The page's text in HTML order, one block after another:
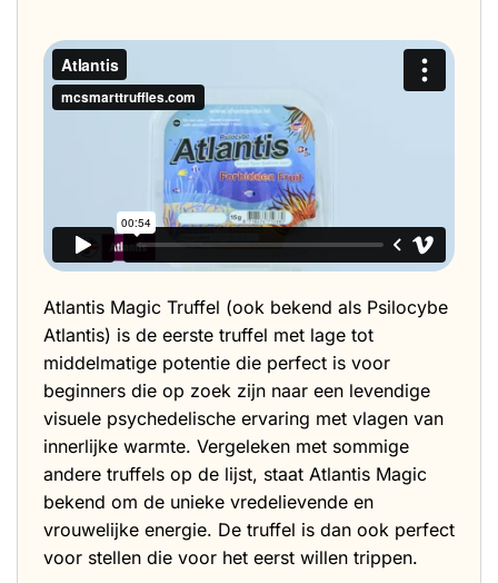
Atlantis Magic Truffel (ook bekend als Psilocybe
Atlantis) is de eerste truffel met lage tot
middelmatige potentie die perfect is voor
beginners die op zoek zijn naar een levendige
visuele psychedelische ervaring met vlagen van
innerlijke warmte. Vergeleken met sommige
andere truffels op de lijst, staat Atlantis Magic
bekend om de unieke vredelievende en
vrouwelijke energie. De truffel is dan ook perfect
voor stellen die voor het eerst willen trippen.